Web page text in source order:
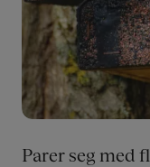
Parer seg med